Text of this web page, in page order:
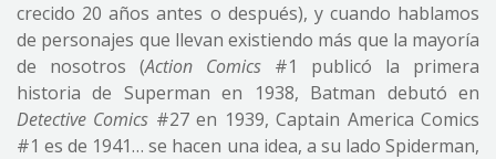
crecido 20 años antes o después), y cuando hablamos
de personajes que llevan existiendo más que la mayoría
de nosotros (Action Comics #1 publicó la primera
historia de Superman en 1938, Batman debutó en
Detective Comics #27 en 1939, Captain America Comics
#1 es de 1941… se hacen una idea, a su lado Spiderman,